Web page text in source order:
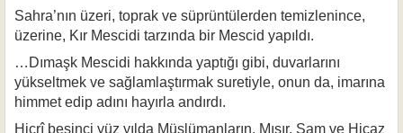
Sahra’nın üzeri, toprak ve süprüntülerden temizlenince,
üzerine, Kır Mescidi tarzında bir Mescid yapıldı.
…Dımaşk Mescidi hakkında yaptığı gibi, duvarlarını
yükseltmek ve sağlamlaştırmak suretiyle, onun da, imarına
himmet edip adını hayırla andırdı.
Hicrî beşinci yüz yılda Müslümanların, Mısır, Şam ve Hicaz